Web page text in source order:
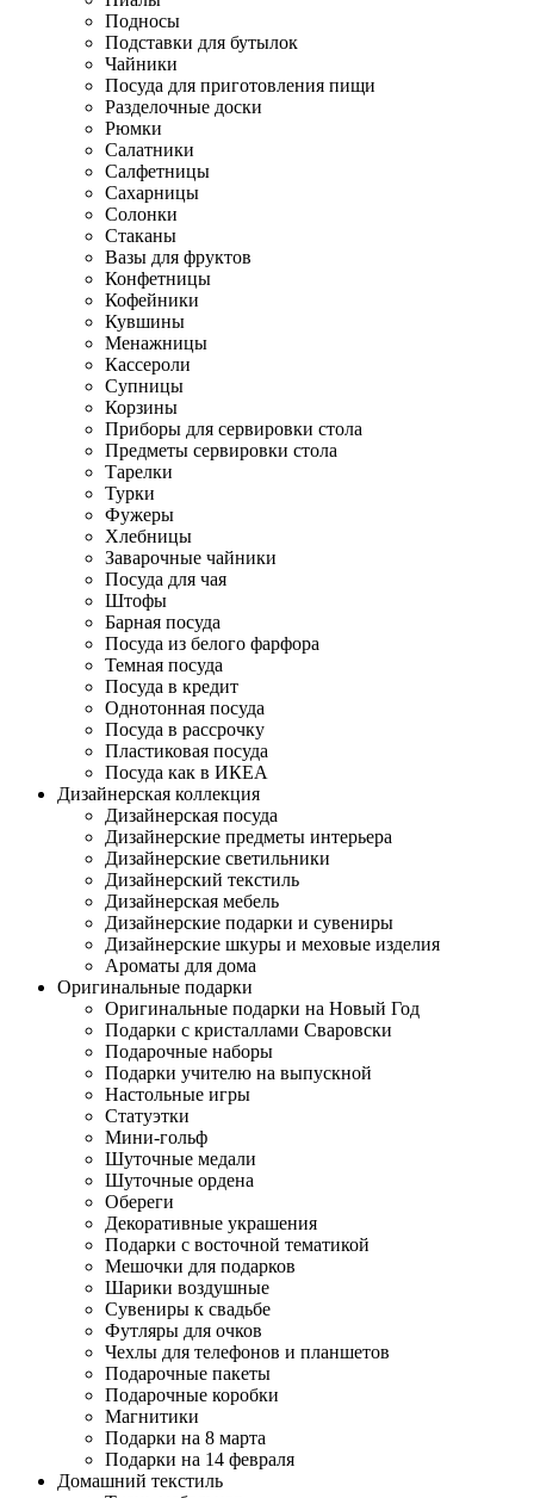
Подносы
Подставки для бутылок
Чайники
Посуда для приготовления пищи
Разделочные доски
Рюмки
Салатники
Салфетницы
Сахарницы
Солонки
Стаканы
Вазы для фруктов
Конфетницы
Кофейники
Кувшины
Менажницы
Кассероли
Супницы
Корзины
Приборы для сервировки стола
Предметы сервировки стола
Тарелки
Турки
Фужеры
Хлебницы
Заварочные чайники
Посуда для чая
Штофы
Барная посуда
Посуда из белого фарфора
Темная посуда
Посуда в кредит
Однотонная посуда
Посуда в рассрочку
Пластиковая посуда
Посуда как в ИКЕА
Дизайнерская коллекция
Дизайнерская посуда
Дизайнерские предметы интерьера
Дизайнерские светильники
Дизайнерский текстиль
Дизайнерская мебель
Дизайнерские подарки и сувениры
Дизайнерские шкуры и меховые изделия
Ароматы для дома
Оригинальные подарки
Оригинальные подарки на Новый Год
Подарки с кристаллами Сваровски
Подарочные наборы
Подарки учителю на выпускной
Настольные игры
Статуэтки
Мини-гольф
Шуточные медали
Шуточные ордена
Обереги
Декоративные украшения
Подарки с восточной тематикой
Мешочки для подарков
Шарики воздушные
Сувениры к свадьбе
Футляры для очков
Чехлы для телефонов и планшетов
Подарочные пакеты
Подарочные коробки
Магнитики
Подарки на 8 марта
Подарки на 14 февраля
Домашний текстиль